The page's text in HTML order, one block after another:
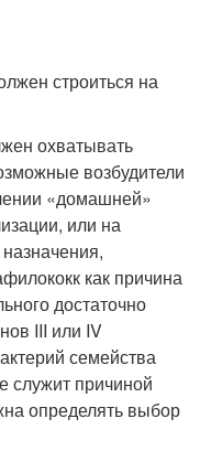
строиться на
охватывать
возбудители
«домашней»
или на
как причина
достаточно
III или IV
семейства
служит причиной
определять выбор